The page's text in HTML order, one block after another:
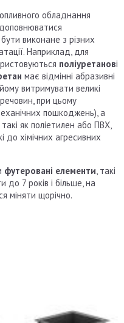
обладнання
виконане з різних
Наприклад, для
поліуретанові
має відмінні абразивні
витримувати великі
при цьому
пошкоджень), а
такі як поліетилен або ПВХ,
до хімічних агресивних
футеровані елементи, такі
до 7 років і більше, на
міняти щорічно.